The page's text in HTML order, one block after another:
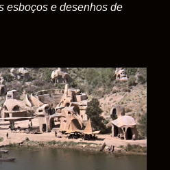
esboços e desenhos de